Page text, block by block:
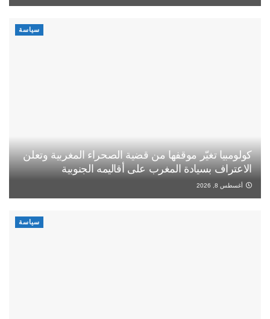
سياسة
كولومبيا تغيّر موقفها من قضية الصحراء المغربية وتعلن
الاعتراف بسيادة المغرب على أقاليمه الجنوبية
أغسطس 8, 2026
سياسة